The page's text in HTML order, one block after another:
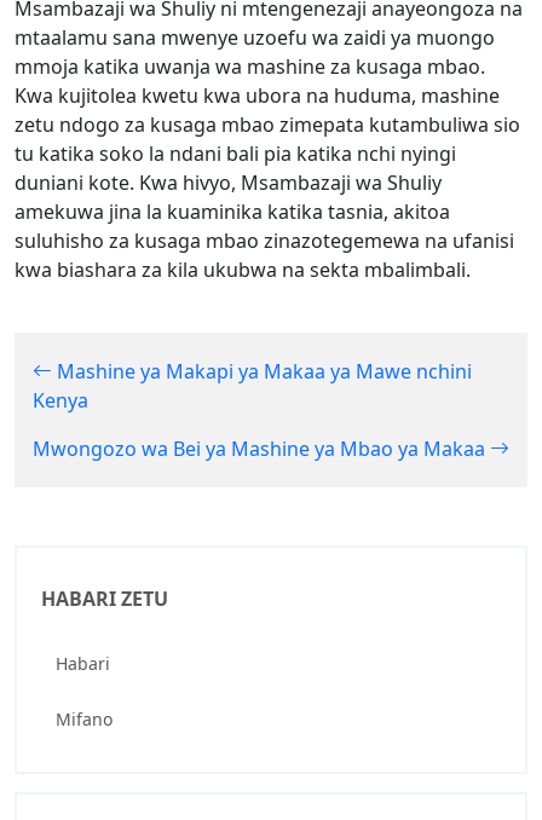
HABARI ZETU
Habari
Mifano
Msambazaji wa Shuliy ni mtengenezaji anayeongoza na
mtaalamu sana mwenye uzoefu wa zaidi ya muongo
mmoja katika uwanja wa mashine za kusaga mbao.
Kwa kujitolea kwetu kwa ubora na huduma, mashine
zetu ndogo za kusaga mbao zimepata kutambuliwa sio
tu katika soko la ndani bali pia katika nchi nyingi
duniani kote. Kwa hivyo, Msambazaji wa Shuliy
amekuwa jina la kuaminika katika tasnia, akitoa
suluhisho za kusaga mbao zinazotegemewa na ufanisi
kwa biashara za kila ukubwa na sekta mbalimbali.
Mashine ya Makapi ya Makaa ya Mawe nchini
Kenya
Mwongozo wa Bei ya Mashine ya Mbao ya Makaa